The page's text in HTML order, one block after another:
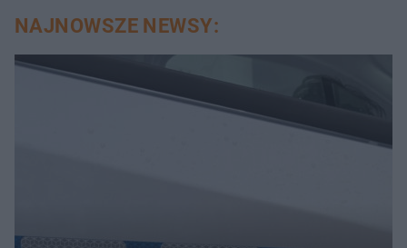
NAJNOWSZE NEWSY: